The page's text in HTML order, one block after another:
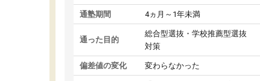
通塾期間 4ヵ月～1年未満
通った目的
総合型選抜・学校推薦型選抜
対策
偏差値の変化 変わらなかった